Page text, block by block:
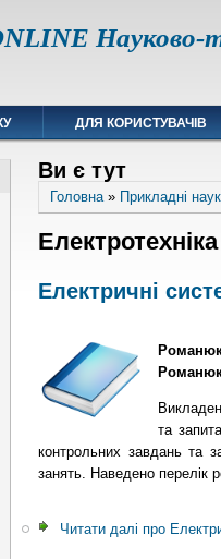
Науково-
ДЛЯ КОРИСТУВАЧІВ
Ви є тут
Головна» Прикладні
Електротехніка
Електричні
та
контрольних завдань та
занять. Наведено перелік
Читати далі про